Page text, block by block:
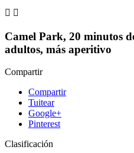
 
Camel Park, 20 minutos
adultos, más aperitivo
Compartir
Compartir
Tuitear
Google+
Pinterest
Clasificación